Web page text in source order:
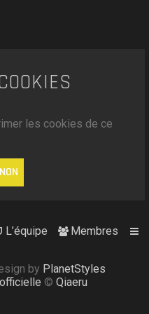
les cookies de ce
Membres
L’équipe
by PlanetStyles
© Qiaeru